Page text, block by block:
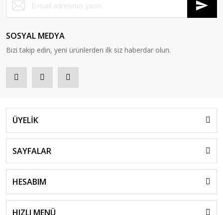
SOSYAL MEDYA
Bizi takip edin, yeni ürünlerden ilk siz haberdar olun.
ÜYELİK
SAYFALAR
HESABIM
HIZLI MENÜ